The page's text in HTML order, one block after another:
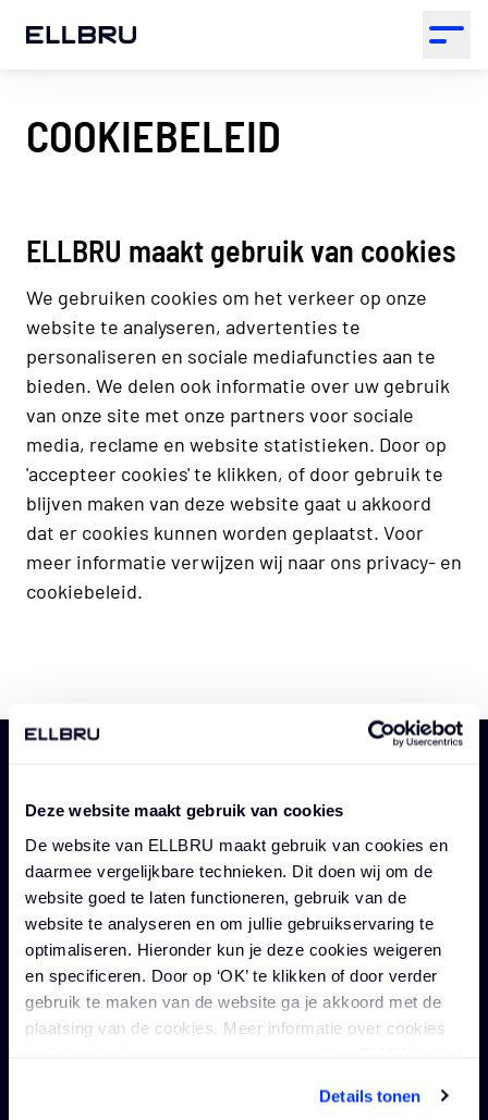
Deze website maakt gebruik van cookies
De website van ELLBRU maakt gebruik van cookies en
daarmee vergelijkbare technieken. Dit doen wij om de
website goed te laten functioneren, gebruik van de
website te analyseren en om jullie gebruikservaring te
optimaliseren. Hieronder kun je deze cookies weigeren
en specificeren. Door op ‘OK’ te klikken of door verder
gebruik te maken van de website ga je akkoord met de
plaatsing van de cookies. Meer informatie over cookies
Details tonen
ELLBRU Open
COOKIEBELEID
ELLBRU maakt gebruik van cookies
We gebruiken cookies om het verkeer op onze
website te analyseren, advertenties te
personaliseren en sociale mediafuncties aan te
bieden. We delen ook informatie over uw gebruik
van onze site met onze partners voor sociale
media, reclame en website statistieken. Door op
'accepteer cookies' te klikken, of door gebruik te
blijven maken van deze website gaat u akkoord
dat er cookies kunnen worden geplaatst. Voor
meer informatie verwijzen wij naar ons privacy- en
cookiebeleid.
Alle vacatures
Vacatures overheid
Vacatures architectuur
Vacatures bouwkunde
Vacatures civiele techniek
Vacatures industrie
Vacatures
Jouw carrière
Academy
Uploaden CV
Inloggen